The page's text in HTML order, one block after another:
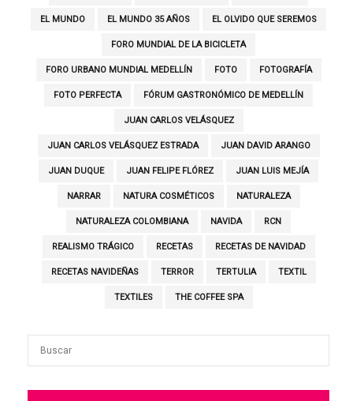
EL MUNDO EL MUNDO 35 AÑOS EL OLVIDO QUE SEREMOS
FORO MUNDIAL DE LA BICICLETA
FORO URBANO MUNDIAL MEDELLÍN FOTO FOTOGRAFÍA
FOTO PERFECTA FÓRUM GASTRONÓMICO DE MEDELLÍN
JUAN CARLOS VELÁSQUEZ
JUAN CARLOS VELÁSQUEZ ESTRADA JUAN DAVID ARANGO
JUAN DUQUE JUAN FELIPE FLÓREZ JUAN LUIS MEJÍA
NARRAR NATURA COSMÉTICOS NATURALEZA
NATURALEZA COLOMBIANA NAVIDA RCN
REALISMO TRÁGICO RECETAS RECETAS DE NAVIDAD
RECETAS NAVIDEÑAS TERROR TERTULIA TEXTIL
TEXTILES THE COFFEE SPA